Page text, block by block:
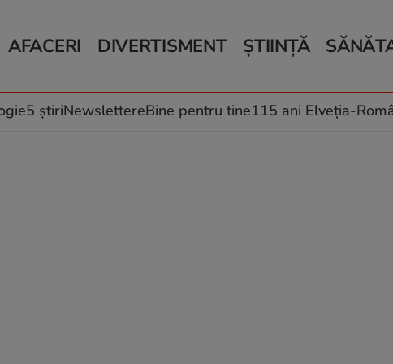
AFACERI
Auto
Locuri de muncă
DIVERTISMENT
Horoscop
Muzică și Filme
ȘTIINȚĂ
Schimbări climatice
Relații
Rețete
5 știriNewslettereBine pentru tine115 ani Elveția-